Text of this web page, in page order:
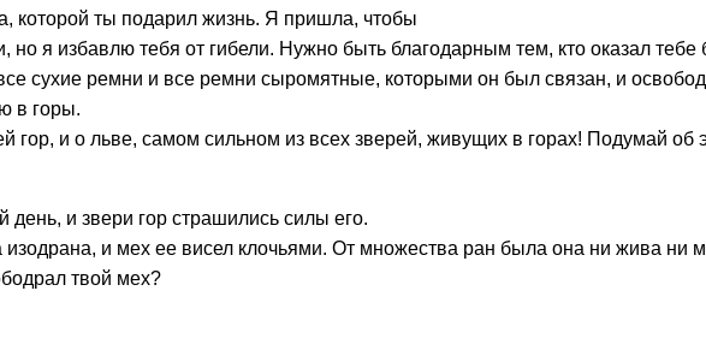
которой ты подарил жизнь. Я пришла, чтобы
но я избавлю тебя от гибели. Нужно быть благодарным тем, кто оказал тебе
сухие ремни и все ремни сыромятные, которыми он был связан, и
в горы.
и о льве, самом сильном из всех зверей, живущих в горах! Подумай об
и звери гор страшились силы его.
и мех ее висел клочьями. От множества ран была она ни жива ни
твой мех?